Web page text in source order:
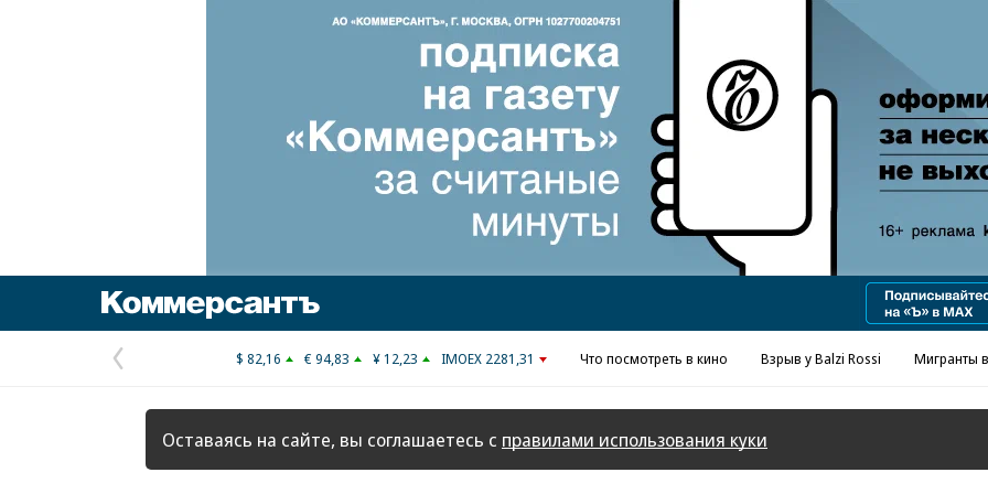
Реклама в «Ъ» www.kommersant.ru/ad
Предыдущая
страница
$ 82,16 € 94,83 ¥ 12,23 IMOEX 2281,31 Что посмотреть в кино Взрыв у Balzi Rossi Мигранты
Оставаясь на сайте, вы соглашаетесь с правилами использования куки